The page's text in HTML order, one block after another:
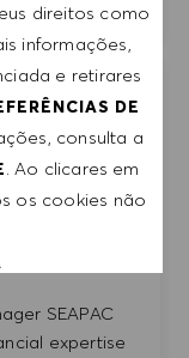
direitos como
informações,
e retirares
DE
consulta a
. Ao clicares em
os cookies não
SEAPAC
expertise
Guardar